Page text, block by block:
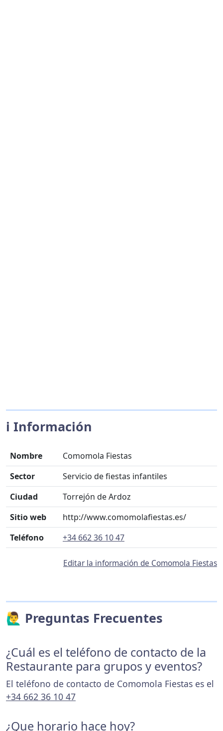
ℹ️ Información
Nombre
Comomola Fiestas
Sector
Servicio de fiestas infantiles
Ciudad
Torrejón de Ardoz
Sitio web
http://www.comomolafiestas.es/
Teléfono
+34 662 36 10 47
Editar la información de Comomola Fiestas
🙋‍♂️ Preguntas Frecuentes
¿Cuál es el teléfono de contacto de la
Restaurante para grupos y eventos?
El teléfono de contacto de Comomola Fiestas es el
+34 662 36 10 47
¿Que horario hace hoy?